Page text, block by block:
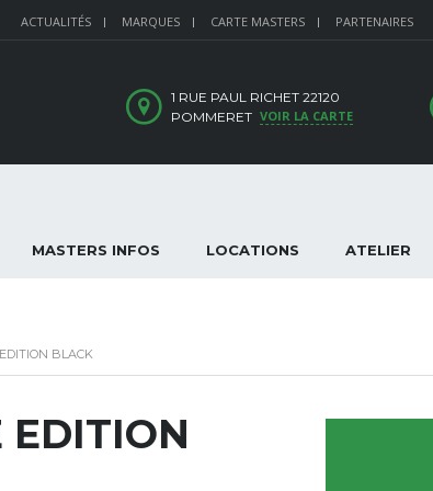
ACTUALITÉS MARQUES CARTE MASTERS PARTENAIRES
1 RUE PAUL RICHET 22120
POMMERET VOIR LA CARTE
MASTERS INFOS LOCATIONS ATELIER
BLACK
EDITION